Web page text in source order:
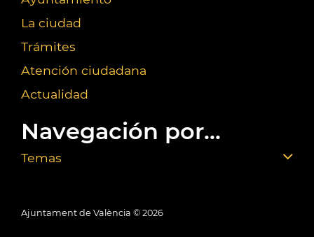
La ciudad
Trámites
Atención ciudadana
Actualidad
Navegación por...
Temas
Ajuntament de València © 2026